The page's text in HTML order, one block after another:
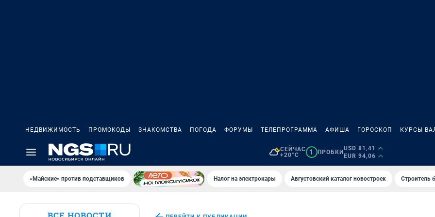
НЕДВИЖИМОСТЬ ПРОМОКОДЫ ЗНАКОМСТВА ПОГОДА ФОРУМЫ ТЕЛЕПРОГРАММА АФИША ГОРОСКОП КУРСЫ
СЕЙЧАС
+20°C
1 ПРОБКИ
USD 81,41
EUR 94,06
«Майские» против подставщиков Налог на электрокары Августовский каталог новостроек Строитель